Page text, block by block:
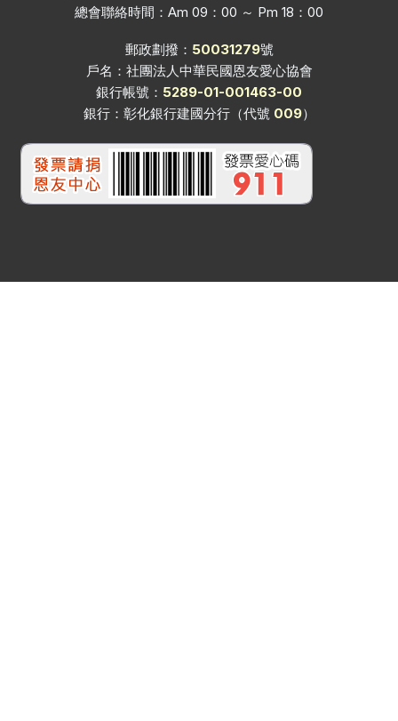
總會聯絡時間：Am 09：00 ～ Pm 18：00
郵政劃撥： 50031279號
戶名：社團法人中華民國恩友愛心協會
銀行帳號： 5289-01-001463-00
銀行：彰化銀行建國分行（代號 009）